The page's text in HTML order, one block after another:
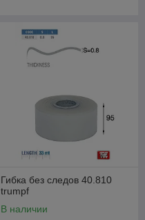
Гибка без следов 40.810
trumpf
В наличии